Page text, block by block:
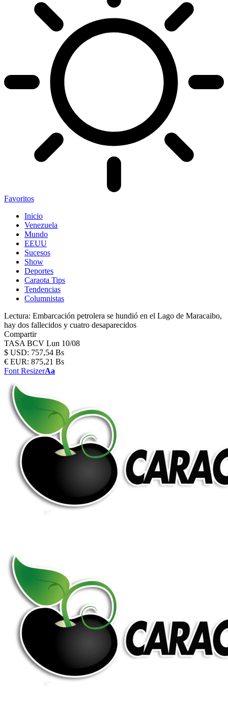
Favoritos
Inicio
Venezuela
Mundo
EEUU
Sucesos
Show
Deportes
Caraota Tips
Tendencias
Columnistas
Lectura: Embarcación petrolera se hundió en el Lago de Maracaibo,
hay dos fallecidos y cuatro desaparecidos
Compartir
TASA BCV Lun 10/08
$ USD: 757,54 Bs
€ EUR: 875,21 Bs
Font ResizerAa